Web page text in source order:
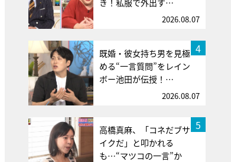
き！私服で外出す…
2026.08.07
4
既婚・彼女持ち男を見極
める“一言質問”をレイン
ボー池田が伝授！…
2026.08.07
5
高橋真麻、「コネだブサ
イクだ」と叩かれる
も…“マツコの一言”か